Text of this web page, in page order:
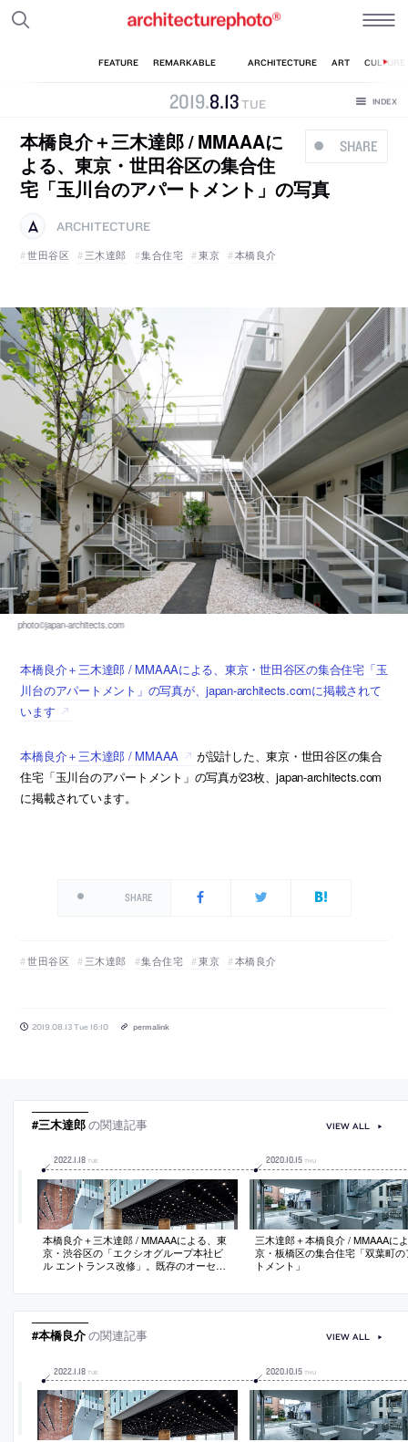
2019.8.13TUE
SHARE
本橋良介＋三木達郎 / MMAAAに
よる、東京・世田谷区の集合住
宅「玉川台のアパートメント」の写真
ARCHITECTURE
世田谷区
三木達郎 集合住宅 東京 本橋良介
本橋良介＋三木達郎 / MMAAAによる、東京・世田谷区の集合住宅「玉
川台のアパートメント」の写真が、japan-architects.comに掲載されて
います
本橋良介＋三木達郎 / MMAAA
が設計した、東京・世田谷区の集合
住宅「玉川台のアパートメント」の写真が23枚、japan-architects.com
に掲載されています。
SHARE
世田谷区 三木達郎 集合住宅 東京 本橋良介
2019.08.13 Tue 16:10 permalink
#三木達郎の関連記事
2022.1.18 TUE
本橋良介＋三木達郎 / MMAAAによる、東
京・渋谷区の「エクシオグループ本社ビ
ル エントランス改修」。既存のオーセン
800灯の照明と直径7mの人造大理石の円
ットな光環境を生み出し今迄には無い“お
おらかさ”の獲得を目指す
2020.10.15 THU
三木達郎＋本橋良介 / MMAAAに
京・板橋区の集合住宅「双葉町の
トメント」
VIEW ALL
#本橋良介の関連記事
2022.1 18 TUE 2020.10.15 THU
VIEW ALL